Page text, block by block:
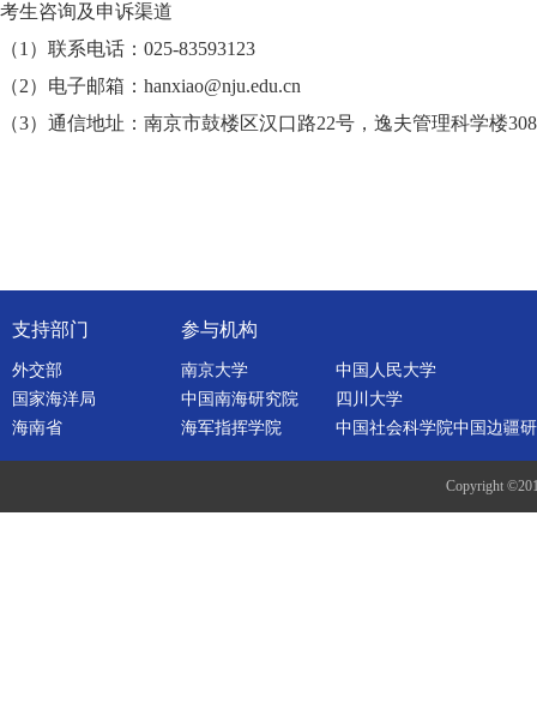
考生咨询及申诉渠道
（1）联系电话：025-83593123
（2）电子邮箱：hanxiao@nju.edu.cn
（3）通信地址：南京市鼓楼区汉口路22号，逸夫管理科学楼
支持部门
外交部
国家海洋局
海南省
参与机构
南京大学
中国人民大学
中国南海研究院
四川大学
海军指挥学院
中国社会科学院中国边疆
Copyright